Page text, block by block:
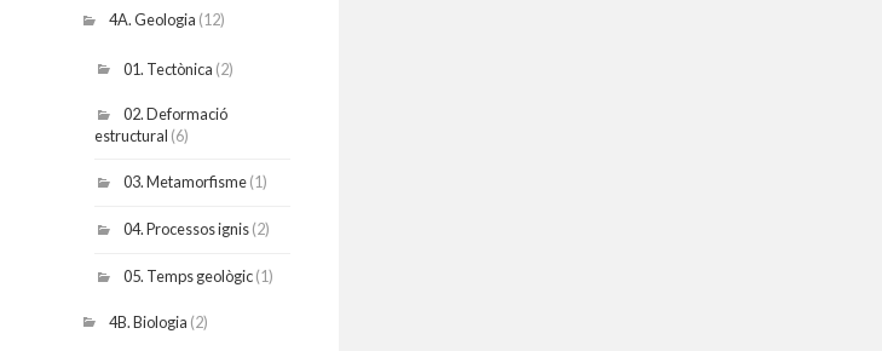
4A. Geologia (12)
01. Tectònica (2)
02. Deformació
estructural (6)
03. Metamorfisme(1)
04. Processos ignis(2)
05. Temps geològic(1)
4B. Biologia (2)